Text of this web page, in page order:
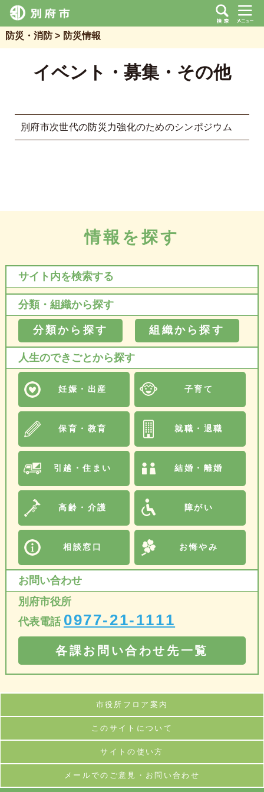
防災・消防 防災情報
イベント・募集・その他
別府市次世代の防災力強化のためのシンポジウム
情報を探す
サイト内を検索する
分類・組織から探す
分類から探す 組織から探す
人生のできごとから探す
妊娠・出産 子育て
保育・教育 就職・退職
引越・住まい 結婚・離婚
高齢・介護 障がい
相談窓口 お悔やみ
お問い合わせ
別府市役所
代表電話 0977-21-1111
各課お問い合わせ先一覧
市役所フロア案内
このサイトについて
サイトの使い方
メールでのご意見・お問い合わせ